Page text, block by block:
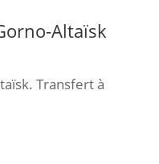
Altaïsk
Transfert à